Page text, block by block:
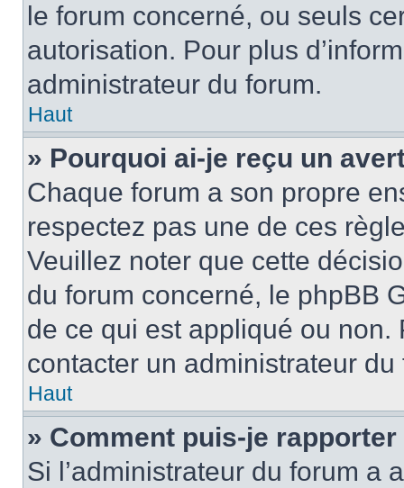
le forum concerné, ou seuls
autorisation. Pour plus
administrateur du forum.
Haut
» Pourquoi ai-je reçu un
Chaque forum a son propre
respectez pas une de ces
Veuillez noter que cette
du forum concerné, le phpBB
de ce qui est appliqué ou non.
contacter un administrateur du
Haut
» Comment puis-je
Si l’administrateur du forum a